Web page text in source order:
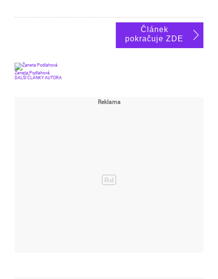
Článek
pokračuje ZDE
Žaneta Podlahová
DALŠÍ ČLÁNKY AUTORA